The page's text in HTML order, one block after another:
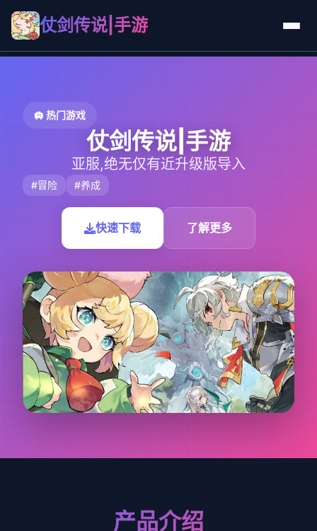
仗剑传说|手游
🛄 热门游戏
仗剑传说|手游
亚服,绝无仅有近升级版导入
#冒险 #养成
快速下载 了解更多
产品介绍